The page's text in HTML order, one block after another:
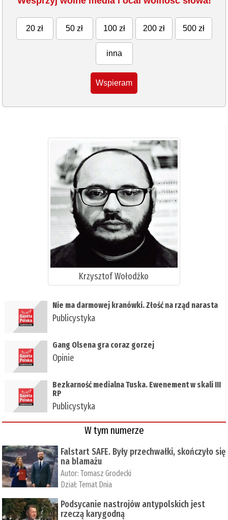
20 zł 50 zł 100 zł 200 zł 500 zł
inna
Wspieram
Krzysztof Wołodźko
Nie ma darmowej kranówki. Złość na rząd narasta
Publicystyka
Gang Olsena gra coraz gorzej
Opinie
Bezkarność medialna Tuska. Ewenement w skali III
RP
Publicystyka
W tym numerze
Falstart SAFE. Były przechwałki, skończyło się
na blamażu
Autor:Tomasz Grodecki
Dział:Temat Dnia
Podsycanie nastrojów antypolskich jest
rzeczą karygodną